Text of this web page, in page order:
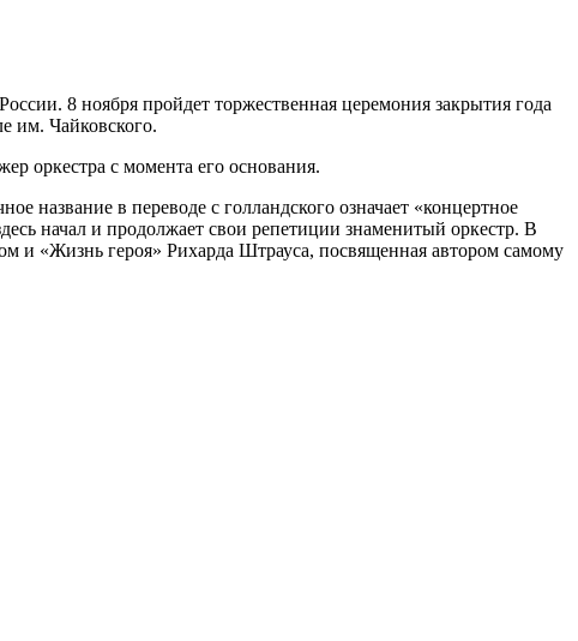
8 ноября пройдет торжественная церемония закрытия года
им. Чайковского.
оркестра с момента его основания.
название в переводе с голландского означает «концертное
начал и продолжает свои репетиции знаменитый оркестр. В
и «Жизнь героя» Рихарда Штрауса, посвященная автором самому